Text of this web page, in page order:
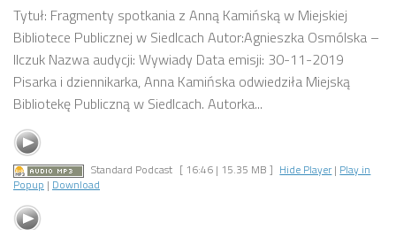
Tytuł: Fragmenty spotkania z Anną Kamińską w Miejskiej
Bibliotece Publicznej w Siedlcach Autor:Agnieszka Osmólska –
Ilczuk Nazwa audycji: Wywiady Data emisji: 30-11-2019
Pisarka i dziennikarka, Anna Kamińska odwiedziła Miejską
Bibliotekę Publiczną w Siedlcach. Autorka...
Standard Podcast [ 16:46 | 15.35 MB ] Hide Player | Play in
Popup | Download